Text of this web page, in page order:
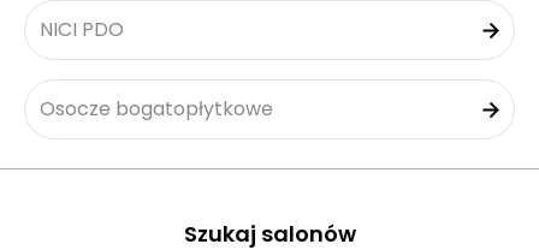
NICI PDO
Osocze bogatopłytkowe
Szukaj salonów